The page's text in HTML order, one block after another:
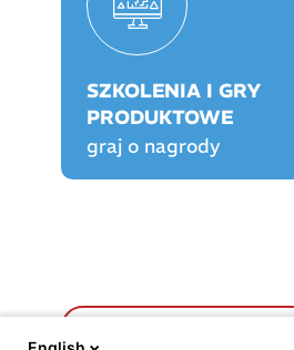
SZKOLENIA I GRY
PRODUKTOWE
graj o nagrody